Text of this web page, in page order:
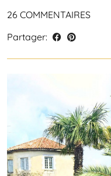
26 COMMENTAIRES
Partager: